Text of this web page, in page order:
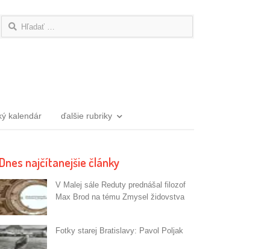
Hľadať:
kalendár ďalšie rubriky
Dnes najčítanejšie články
V Malej sále Reduty prednášal filozof
Max Brod na tému Zmysel židovstva
Fotky starej Bratislavy: Pavol Poljak